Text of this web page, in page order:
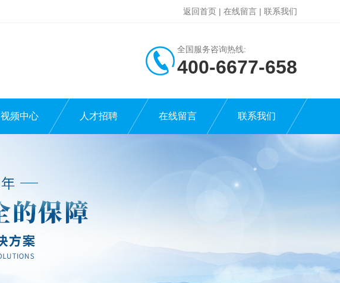
返回首页 | 在线留言 | 联系我们
全国服务咨询热线:
400-6677-658
视频中心 人才招聘 在线留言 联系我们